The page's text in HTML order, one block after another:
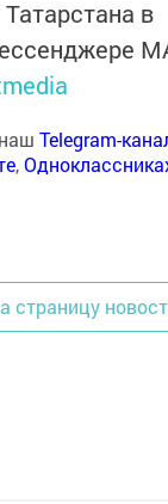
в
Telegram-
,
страницу